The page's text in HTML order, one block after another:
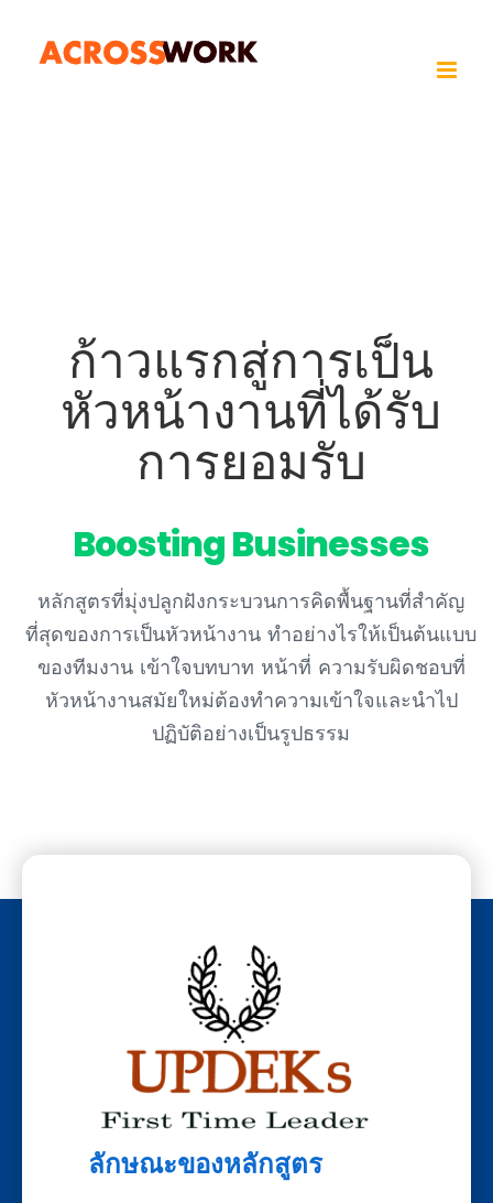
ก้าวแรกสู่การเป็น
หัวหน้างานที่ได้รับ
การยอมรับ
Boosting Businesses
หลักสูตรที่มุ่งปลูกฝังกระบวนการคิดพื้นฐานที่สำคัญ
ที่สุดของการเป็นหัวหน้างาน ทำอย่างไรให้เป็นต้นแบบ
ของทีมงาน เข้าใจบทบาท หน้าที่ ความรับผิดชอบที่
หัวหน้างานสมัยใหม่ต้องทำความเข้าใจและนำไป
ปฏิบัติอย่างเป็นรูปธรรม
ลักษณะของหลักสูตร